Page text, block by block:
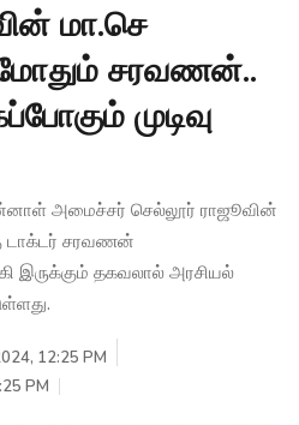
மா.செ
மோதும் சரவணன்..
முடிவு
அமைச்சர் செல்லூர் ராஜூவின்
டாக்டர் சரவணன்
இருக்கும் தகவலால் அரசியல்
12:25 PM
PM